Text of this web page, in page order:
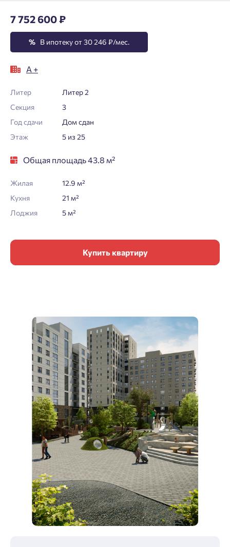
7 752 600 ₽
% В ипотеку от 30 246 ₽/мес.
А +
Литер
Литер 2
Секция
3
Год сдачи
Дом сдан
Этаж
5 из 25
Общая площадь 43.8 м²
Жилая
12.9 м²
Кухня
21 м²
Лоджия
5 м²
Купить квартиру